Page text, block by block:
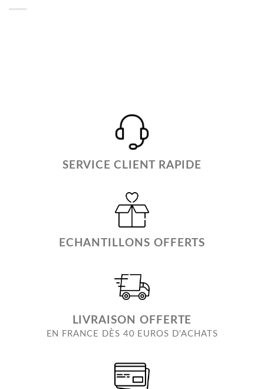
SERVICE CLIENT RAPIDE
ECHANTILLONS OFFERTS
LIVRAISON OFFERTE
EN FRANCE DÈS 40 EUROS D'ACHATS